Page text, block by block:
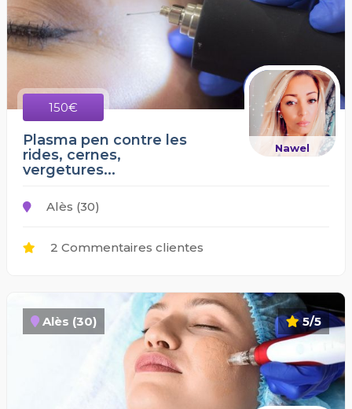
150€
Nawel
Plasma pen contre les
rides, cernes,
vergetures...
Alès (30)
2 Commentaires clientes
5/5
Alès (30)